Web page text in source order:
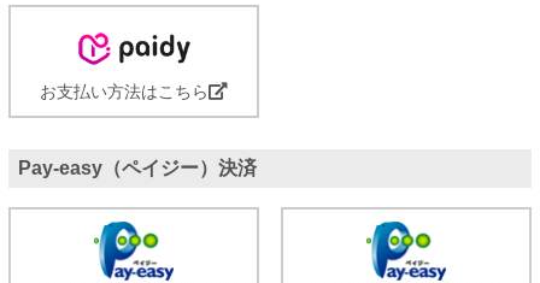
お支払い方法はこちら
Pay-easy（ペイジー）決済